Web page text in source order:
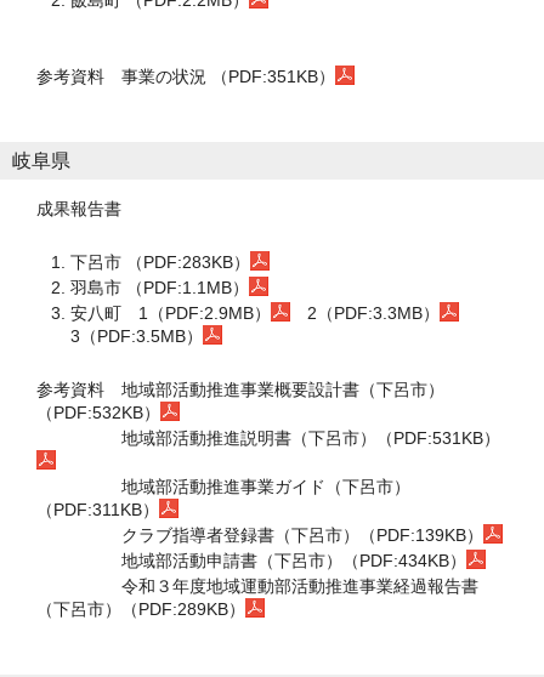
参考資料 事業の状況 （PDF:351KB）
岐阜県
成果報告書
下呂市 （PDF:283KB）
羽島市 （PDF:1.1MB）
安八町 1（PDF:2.9MB）
2（PDF:3.3MB）
3（PDF:3.5MB）
参考資料 地域部活動推進事業概要設計書（下呂市）
（PDF:532KB）
地域部活動推進説明書（下呂市）（PDF:531KB）
地域部活動推進事業ガイド（下呂市）
（PDF:311KB）
クラブ指導者登録書（下呂市）（PDF:139KB）
地域部活動申請書（下呂市）（PDF:434KB）
令和３年度地域運動部活動推進事業経過報告書
（下呂市）（PDF:289KB）